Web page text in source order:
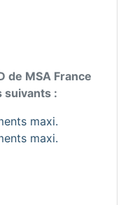
de MSA France
suivants :
maxi.
maxi.